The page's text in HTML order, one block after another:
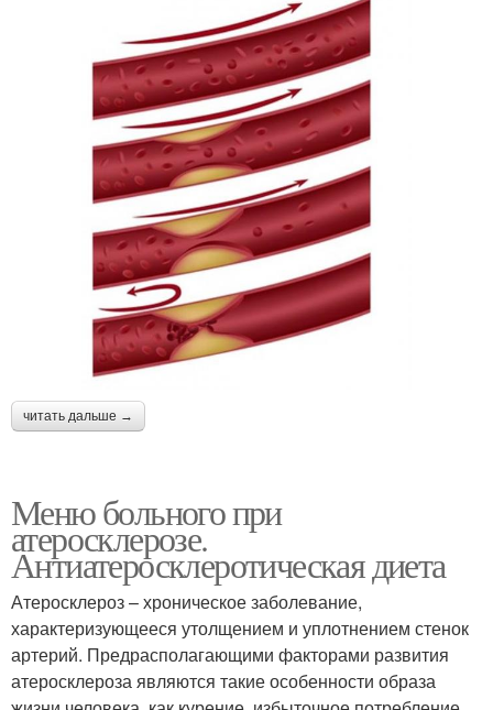
читать дальше →
Меню больного при
атеросклерозе.
Антиатеросклеротическая диета
Атеросклероз – хроническое заболевание,
характеризующееся утолщением и уплотнением стенок
артерий. Предрасполагающими факторами развития
атеросклероза являются такие особенности образа